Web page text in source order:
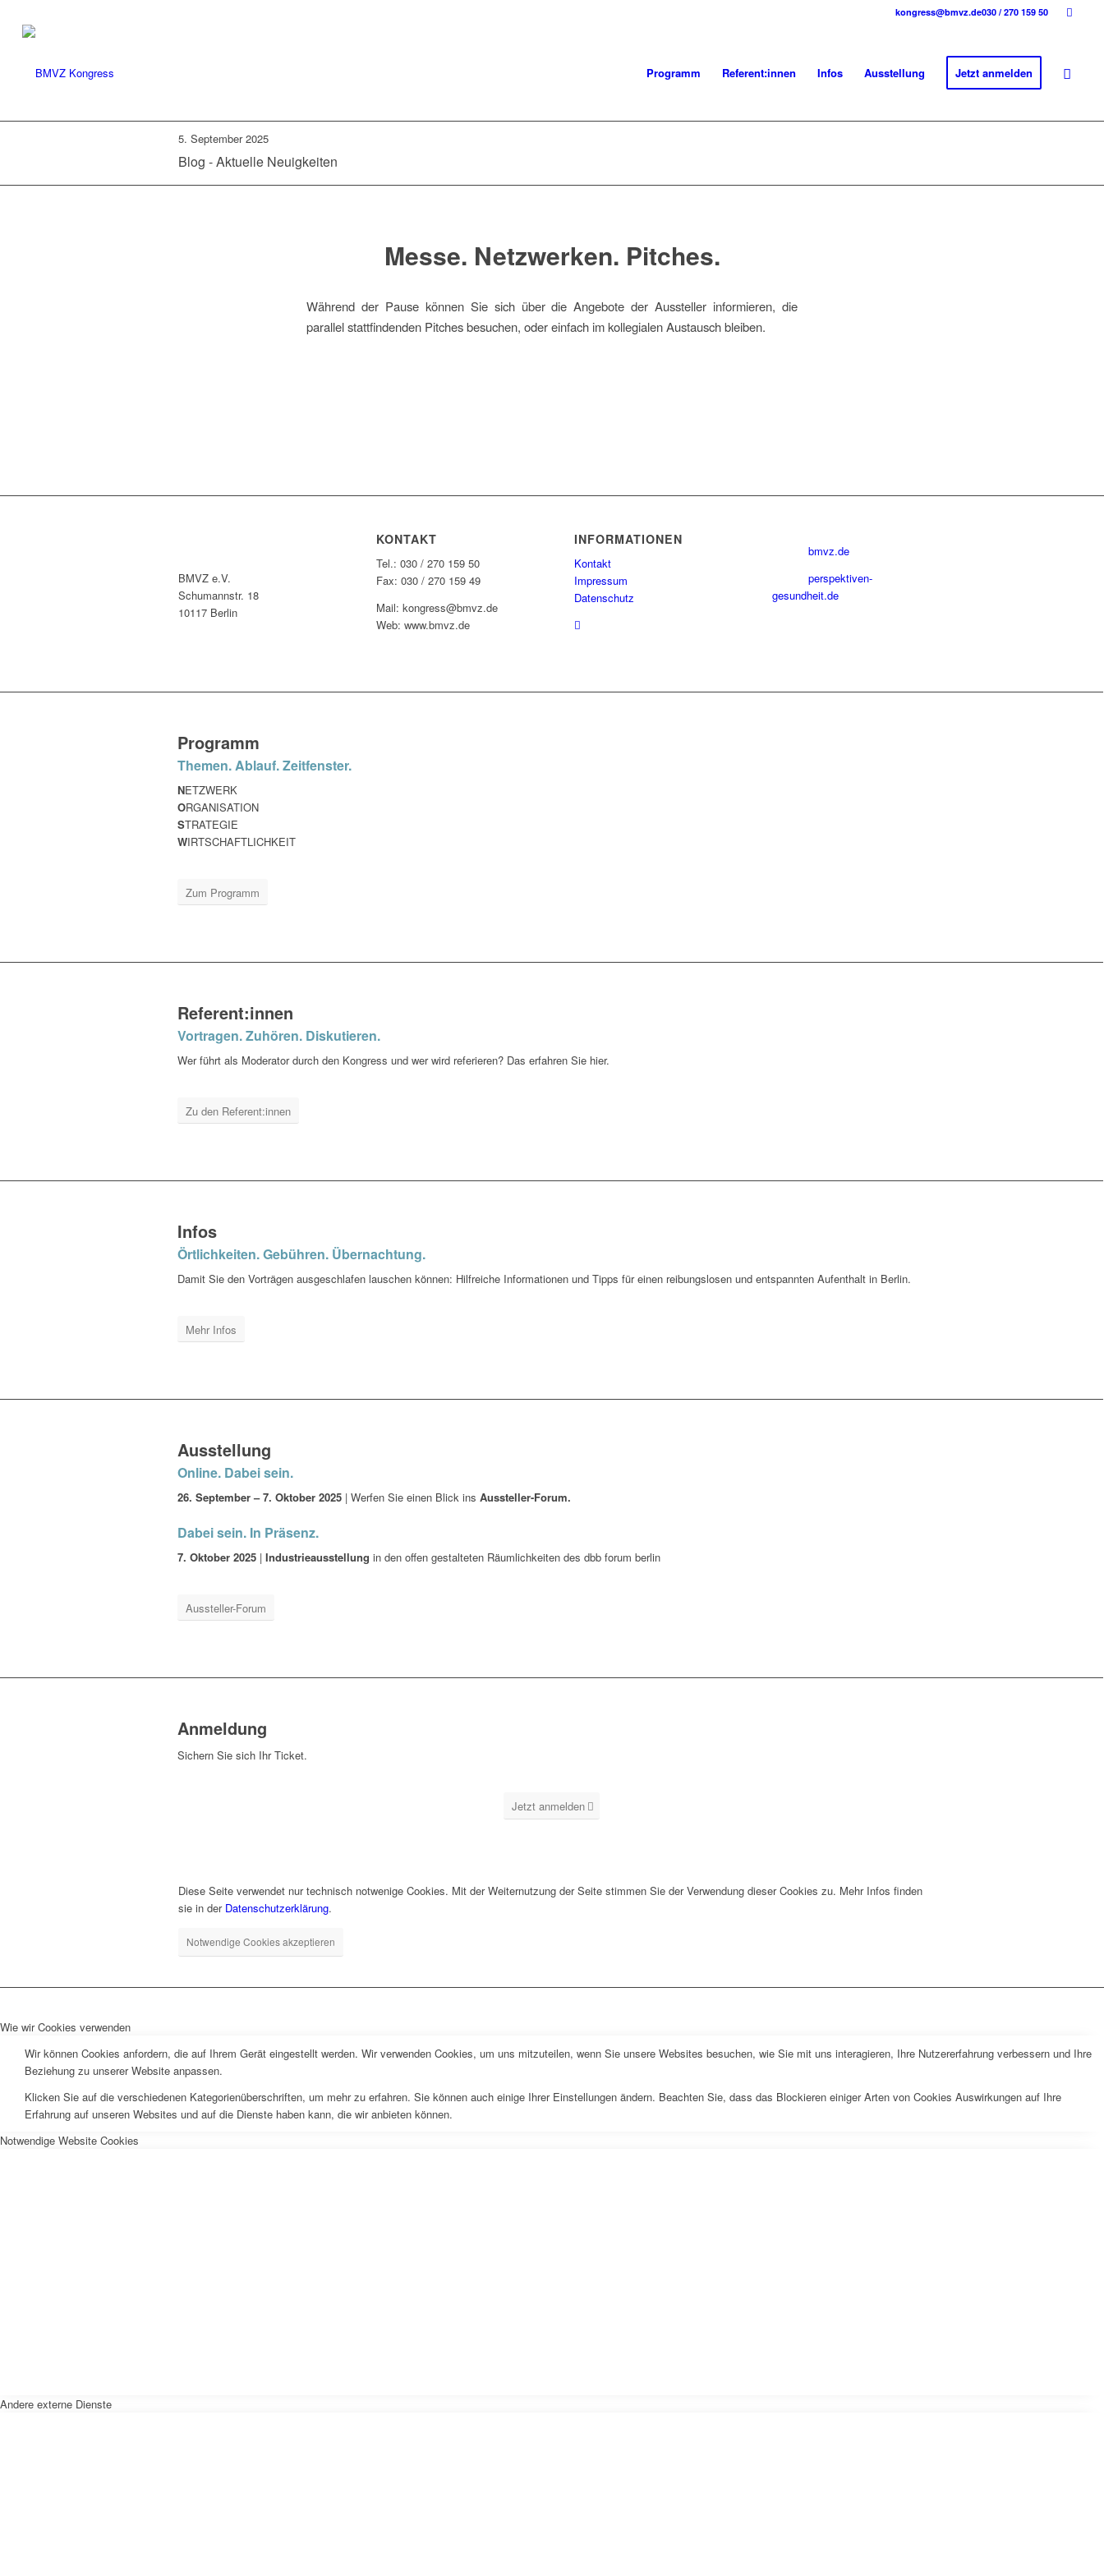
kongress@bmvz.de030 / 270 159 50
Programm Referent:innen Infos Ausstellung Jetzt anmelden
5. September 2025
Blog - Aktuelle Neuigkeiten
Messe. Netzwerken. Pitches.
Während der Pause können Sie sich über die Angebote der Aussteller informieren, die
parallel stattfindenden Pitches besuchen, oder einfach im kollegialen Austausch bleiben.
BMVZ e.V.
Schumannstr. 18
10117 Berlin
KONTAKT
Tel.: 030 / 270 159 50
Fax: 030 / 270 159 49
Mail: kongress@bmvz.de
Web: www.bmvz.de
INFORMATIONEN
Kontakt
Impressum
Datenschutz
bmvz.de
perspektiven-
gesundheit.de
Programm
Themen. Ablauf. Zeitfenster.
NETZWERK
ORGANISATION
STRATEGIE
WIRTSCHAFTLICHKEIT
Zum Programm
Referent:innen
Vortragen. Zuhören. Diskutieren.
Wer führt als Moderator durch den Kongress und wer wird referieren? Das erfahren Sie hier.
Zu den Referent:innen
Infos
Örtlichkeiten. Gebühren. Übernachtung.
Damit Sie den Vorträgen ausgeschlafen lauschen können: Hilfreiche Informationen und Tipps für einen reibungslosen und entspannten Aufenthalt in Berlin.
Mehr Infos
Ausstellung
Online. Dabei sein.
26. September – 7. Oktober 2025 | Werfen Sie einen Blick ins Aussteller-Forum.
Dabei sein. In Präsenz.
7. Oktober 2025 | Industrieausstellung in den offen gestalteten Räumlichkeiten des dbb forum berlin
Aussteller-Forum
Anmeldung
Sichern Sie sich Ihr Ticket.
Jetzt anmelden
Diese Seite verwendet nur technisch notwenige Cookies. Mit der Weiternutzung der Seite stimmen Sie der Verwendung dieser Cookies zu. Mehr Infos finden
sie in der Datenschutzerklärung.
Notwendige Cookies akzeptieren
Wie wir Cookies verwenden
Wir können Cookies anfordern, die auf Ihrem Gerät eingestellt werden. Wir verwenden Cookies, um uns mitzuteilen, wenn Sie unsere Websites besuchen, wie Sie mit uns interagieren, Ihre Nutzererfahrung verbessern und Ihre
Beziehung zu unserer Website anpassen.
Klicken Sie auf die verschiedenen Kategorienüberschriften, um mehr zu erfahren. Sie können auch einige Ihrer Einstellungen ändern. Beachten Sie, dass das Blockieren einiger Arten von Cookies Auswirkungen auf Ihre
Erfahrung auf unseren Websites und auf die Dienste haben kann, die wir anbieten können.
Notwendige Website Cookies
Andere externe Dienste